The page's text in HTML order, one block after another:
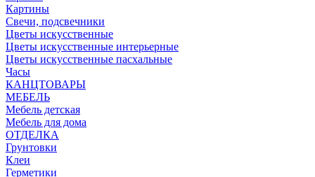
Картины
Свечи, подсвечники
Цветы искусственные
Цветы искусственные интерьерные
Цветы искусственные пасхальные
Часы
КАНЦТОВАРЫ
МЕБЕЛЬ
Мебель детская
Мебель для дома
ОТДЕЛКА
Грунтовки
Клеи
Герметики